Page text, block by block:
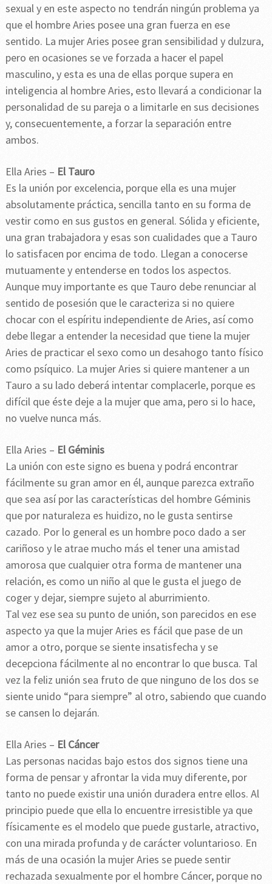
sexual y en este aspecto no tendrán ningún problema ya
que el hombre Aries posee una gran fuerza en ese
sentido. La mujer Aries posee gran sensibilidad y dulzura,
pero en ocasiones se ve forzada a hacer el papel
masculino, y esta es una de ellas porque supera en
inteligencia al hombre Aries, esto llevará a condicionar la
personalidad de su pareja o a limitarle en sus decisiones
y, consecuentemente, a forzar la separación entre
ambos.
Ella Aries – El Tauro
Es la unión por excelencia, porque ella es una mujer
absolutamente práctica, sencilla tanto en su forma de
vestir como en sus gustos en general. Sólida y eficiente,
una gran trabajadora y esas son cualidades que a Tauro
lo satisfacen por encima de todo. Llegan a conocerse
mutuamente y entenderse en todos los aspectos.
Aunque muy importante es que Tauro debe renunciar al
sentido de posesión que le caracteriza si no quiere
chocar con el espíritu independiente de Aries, así como
debe llegar a entender la necesidad que tiene la mujer
Aries de practicar el sexo como un desahogo tanto físico
como psíquico. La mujer Aries si quiere mantener a un
Tauro a su lado deberá intentar complacerle, porque es
difícil que éste deje a la mujer que ama, pero si lo hace,
no vuelve nunca más.
Ella Aries – El Géminis
La unión con este signo es buena y podrá encontrar
fácilmente su gran amor en él, aunque parezca extraño
que sea así por las características del hombre Géminis
que por naturaleza es huidizo, no le gusta sentirse
cazado. Por lo general es un hombre poco dado a ser
cariñoso y le atrae mucho más el tener una amistad
amorosa que cualquier otra forma de mantener una
relación, es como un niño al que le gusta el juego de
coger y dejar, siempre sujeto al aburrimiento.
Tal vez ese sea su punto de unión, son parecidos en ese
aspecto ya que la mujer Aries es fácil que pase de un
amor a otro, porque se siente insatisfecha y se
decepciona fácilmente al no encontrar lo que busca. Tal
vez la feliz unión sea fruto de que ninguno de los dos se
siente unido “para siempre” al otro, sabiendo que cuando
se cansen lo dejarán.
Ella Aries – El Cáncer
Las personas nacidas bajo estos dos signos tiene una
forma de pensar y afrontar la vida muy diferente, por
tanto no puede existir una unión duradera entre ellos. Al
principio puede que ella lo encuentre irresistible ya que
físicamente es el modelo que puede gustarle, atractivo,
con una mirada profunda y de carácter voluntarioso. En
más de una ocasión la mujer Aries se puede sentir
rechazada sexualmente por el hombre Cáncer, porque no